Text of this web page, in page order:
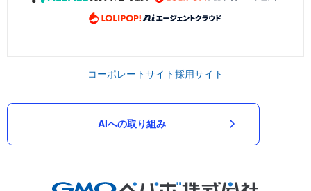
コーポレートサイト採用サイト
AIへの取り組み